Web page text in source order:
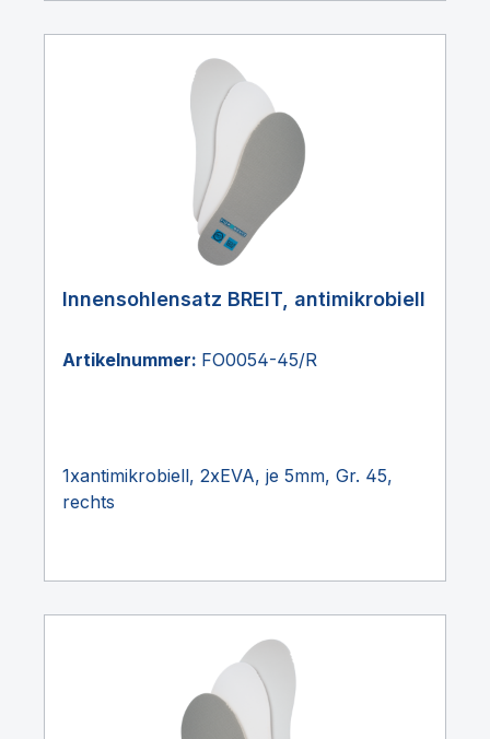
Innensohlensatz BREIT, antimikrobiell
Artikelnummer: FO0054-45/R
1xantimikrobiell, 2xEVA, je 5mm, Gr. 45,
rechts